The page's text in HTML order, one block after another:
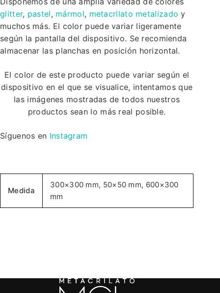
glitter, pastel, mármol, metacrilato metalizado y
muchos más. El color puede variar ligeramente
según la pantalla del dispositivo. Se recomienda
almacenar las planchas en posición horizontal.
El color de este producto puede variar según el
dispositivo en el que se visualice, intentamos que
las imágenes mostradas de todos nuestros
productos sean lo más real posible.
Síguenos en Instagram
Medida
300×300 mm, 50×50 mm, 600×300
mm